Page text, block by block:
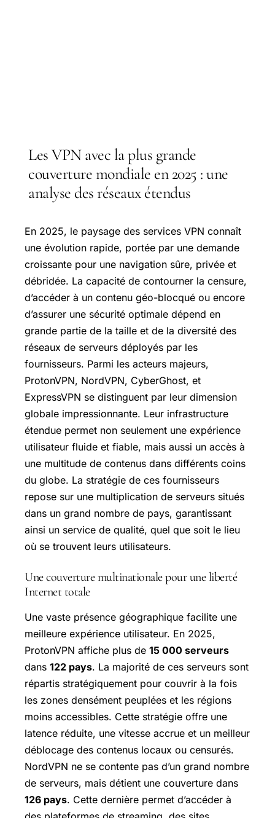
Les VPN avec la plus grande
couverture mondiale en 2025 : une
analyse des réseaux étendus
En 2025, le paysage des services VPN connaît
une évolution rapide, portée par une demande
croissante pour une navigation sûre, privée et
débridée. La capacité de contourner la censure,
d’accéder à un contenu géo-blocqué ou encore
d’assurer une sécurité optimale dépend en
grande partie de la taille et de la diversité des
réseaux de serveurs déployés par les
fournisseurs. Parmi les acteurs majeurs,
ProtonVPN, NordVPN, CyberGhost, et
ExpressVPN se distinguent par leur dimension
globale impressionnante. Leur infrastructure
étendue permet non seulement une expérience
utilisateur fluide et fiable, mais aussi un accès à
une multitude de contenus dans différents coins
du globe. La stratégie de ces fournisseurs
repose sur une multiplication de serveurs situés
dans un grand nombre de pays, garantissant
ainsi un service de qualité, quel que soit le lieu
où se trouvent leurs utilisateurs.
Une couverture multinationale pour une liberté
Internet totale
Une vaste présence géographique facilite une
meilleure expérience utilisateur. En 2025,
ProtonVPN affiche plus de 15 000 serveurs
dans 122 pays. La majorité de ces serveurs sont
répartis stratégiquement pour couvrir à la fois
les zones densément peuplées et les régions
moins accessibles. Cette stratégie offre une
latence réduite, une vitesse accrue et un meilleur
déblocage des contenus locaux ou censurés.
NordVPN ne se contente pas d’un grand nombre
de serveurs, mais détient une couverture dans
126 pays. Cette dernière permet d’accéder à